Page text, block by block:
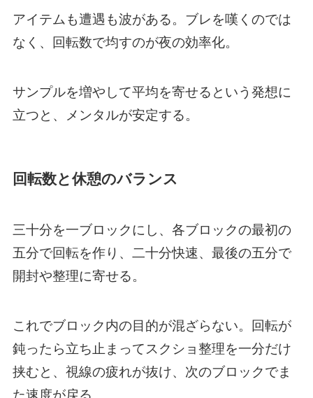
アイテムも遭遇も波がある。ブレを嘆くのでは
なく、回転数で均すのが夜の効率化。
サンプルを増やして平均を寄せるという発想に
立つと、メンタルが安定する。
回転数と休憩のバランス
三十分を一ブロックにし、各ブロックの最初の
五分で回転を作り、二十分快速、最後の五分で
開封や整理に寄せる。
これでブロック内の目的が混ざらない。回転が
鈍ったら立ち止まってスクショ整理を一分だけ
挟むと、視線の疲れが抜け、次のブロックでま
た速度が戻る。